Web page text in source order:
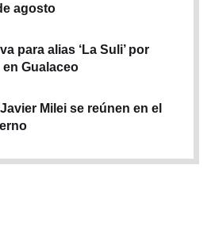
agosto
para alias ‘La Suli’ por
Gualaceo
Milei se reúnen en el